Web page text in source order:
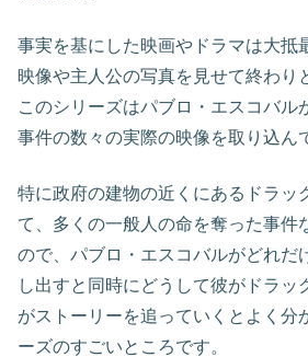
事実を基にした映画やドラマは大抵
映像や主人公の写真を見せて終わり
このシリーズはパブロ・エスコバル
事件の数々の実際の映像を取り込ん
特に政府の建物の近くにあるドラッ
て、多くの一般人の命を奪った事件
ので、パブロ・エスコバルがどれだ
し出すと同時にどうして彼がドラッ
がストーリーを追っていくとよく分
ーズのすごいところです。